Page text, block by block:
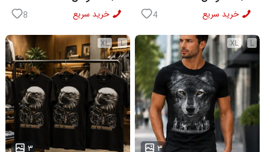
خرید سریع 8 خرید سریع 4
L
XL
۳ ...
L
XL
۳